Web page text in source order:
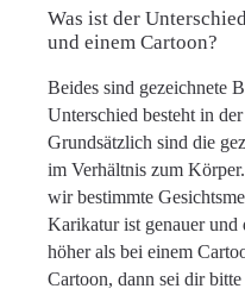
Was ist der
und einem Cartoon?
Beides sind gezeichnete
Unterschied besteht in
Grundsätzlich sind die
im Verhältnis zum
wir bestimmte
Karikatur ist genauer und
höher als bei einem
Cartoon, dann sei dir